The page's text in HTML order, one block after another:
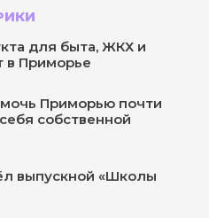
для быта, ЖКХ и
в Приморье
Приморью почти
собственной
выпускной «Школы